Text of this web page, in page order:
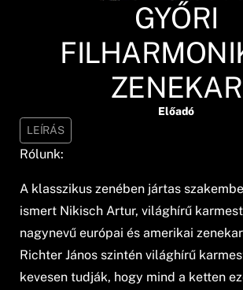
GYŐRI
ZENEKAR
Előadó
LEÍRÁS
Rólunk:
A klasszikus zenében jártas
ismert Nikisch Artur, világhírű
nagynevű európai és amerikai
Richter János szintén világhírű
kevesen tudják, hogy mind a ketten